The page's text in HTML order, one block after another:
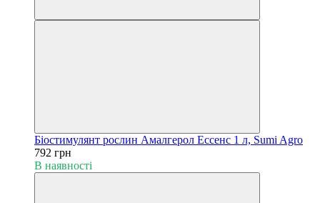
Біостимулянт рослин Амалгерол Ессенс 1 л, Sumi Agro
792 грн
В наявності